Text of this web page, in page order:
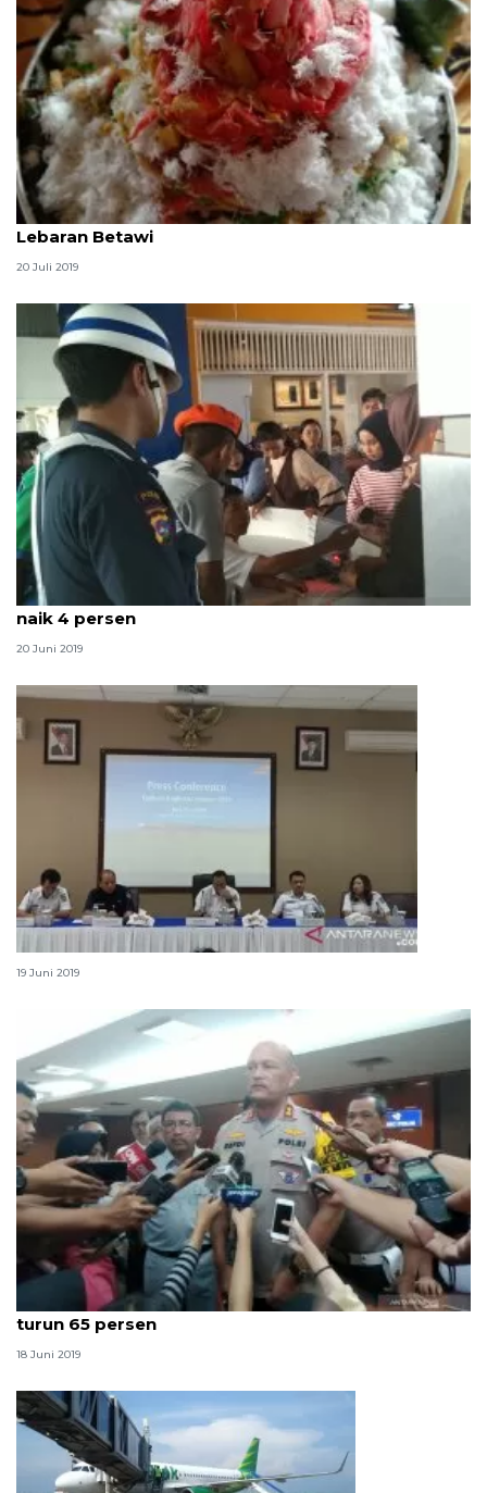
Tumpeng sukun andalan Kepulauan Seribu di
Lebaran Betawi
20 Juli 2019
Penumpang kereta libur Lebaran 2019 di Sumbar
naik 4 persen
20 Juni 2019
KAI angkut 6,8 juta penumpang Lebaran 2019
19 Juni 2019
Kecelakaan lalu lintas selama Operasi Ketupat 2019
turun 65 persen
18 Juni 2019